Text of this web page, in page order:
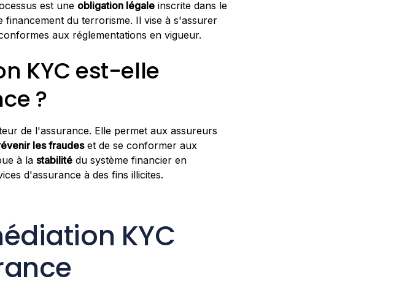
est une obligation légale inscrite dans le
du terrorisme. Il vise à s'assurer
aux réglementations en vigueur.
KYC est-elle
?
de l'assurance. Elle permet aux assureurs
les fraudeset de se conformer aux
à la stabilité du système financier en
d'assurance à des fins illicites.
KYC